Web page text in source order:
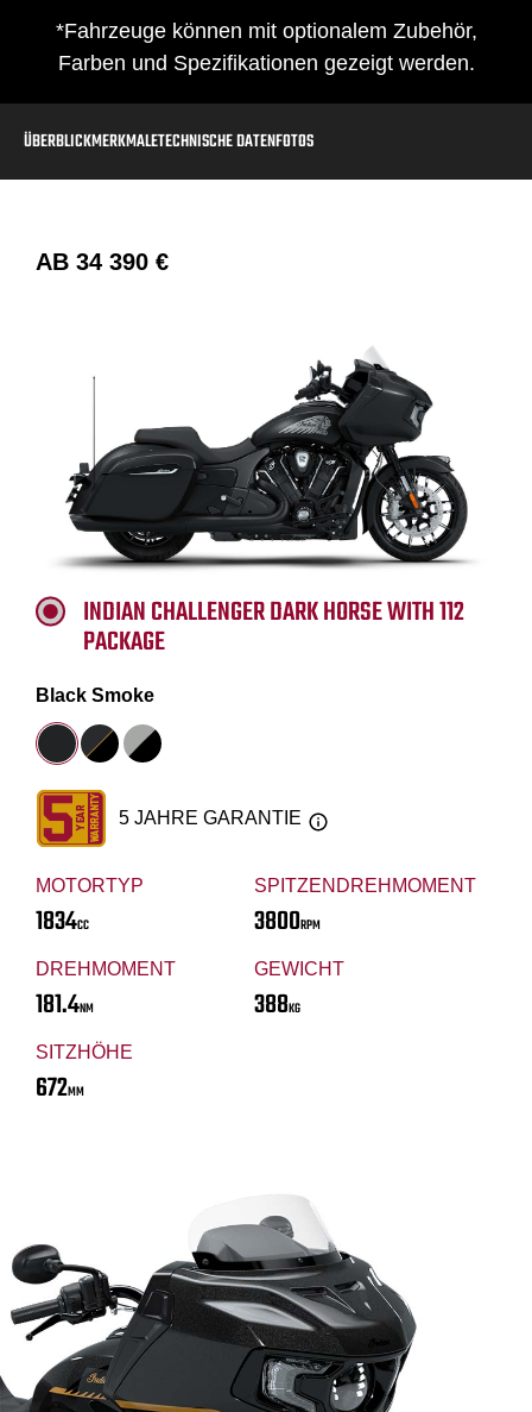
*Fahrzeuge können mit optionalem Zubehör,
Farben und Spezifikationen gezeigt werden.
ÜBERBLICKMERKMALETECHNISCHE DATENFOTOS
AB 34 390 €
MOTORTYP
1834CC
SPITZENDREHMOMENT
3800RPM
DREHMOMENT
181.4NM
GEWICHT
388KG
SITZHÖHE
672MM
INDIAN CHALLENGER DARK HORSE WITH 112
PACKAGE
Black Smoke
5 JAHRE GARANTIE